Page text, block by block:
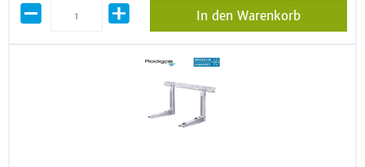
In den Warenkorb